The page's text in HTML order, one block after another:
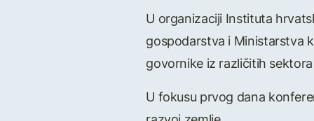
U organizaciji Instituta
gospodarstva i Ministarstva
govornike iz različitih
U fokusu prvog dana